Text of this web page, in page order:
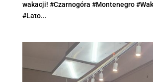
wakacji! #Czarnogóra #Montenegro
#Lato...